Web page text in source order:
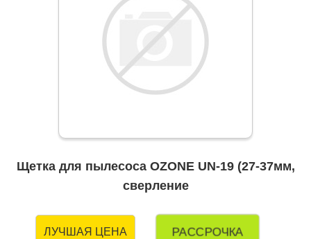
Щетка для пылесоса OZONE UN-19 (27-37мм,
сверление
ЛУЧШАЯ ЦЕНА РАССРОЧКА